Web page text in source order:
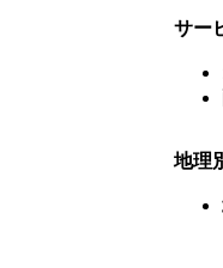
サー
地理